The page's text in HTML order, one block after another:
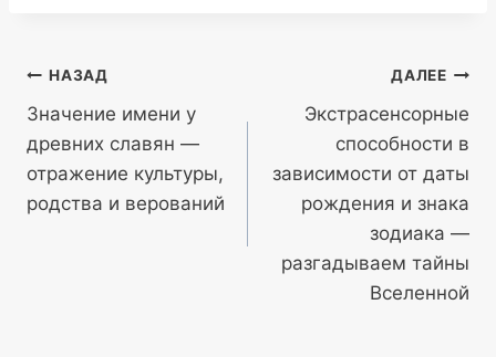
Навигация
по
записям
НАЗАД
Значение имени у
древних славян —
отражение культуры,
родства и верований
ДАЛЕЕ
Экстрасенсорные
способности в
зависимости от даты
рождения и знака
зодиака —
разгадываем тайны
Вселенной